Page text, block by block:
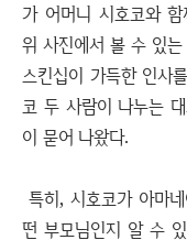
가 어머니 시호코와
위 사진에서 볼 수 있
스킨십이 가득한 인사
코 두 사람이 나누는
이 묻어 나왔다.
특히, 시호코가 아마
떤 부모님인지 알 수